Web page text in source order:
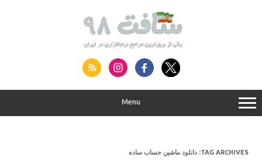
Menu
TAG ARCHIVES: دانلود ماشین حساب ساده